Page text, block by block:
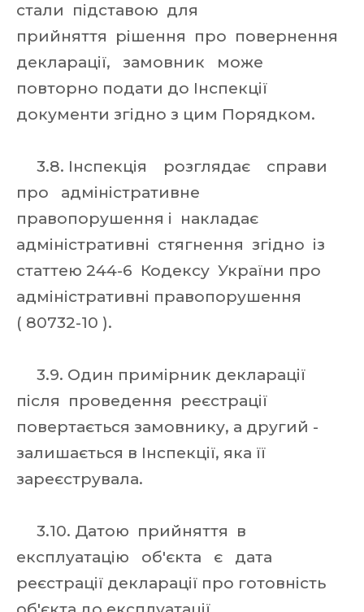
стали підставою для
прийняття рішення про повернення
декларації, замовник може
повторно подати до Інспекції
документи згідно з цим Порядком.
3.8. Інспекція розглядає справи
про адміністративне
правопорушення і накладає
адміністративні стягнення згідно із
статтею 244-6 Кодексу України про
адміністративні правопорушення
( 80732-10 ).
3.9. Один примірник декларації
після проведення реєстрації
повертається замовнику, а другий -
залишається в Інспекції, яка її
зареєструвала.
3.10. Датою прийняття в
експлуатацію об'єкта є дата
реєстрації декларації про готовність